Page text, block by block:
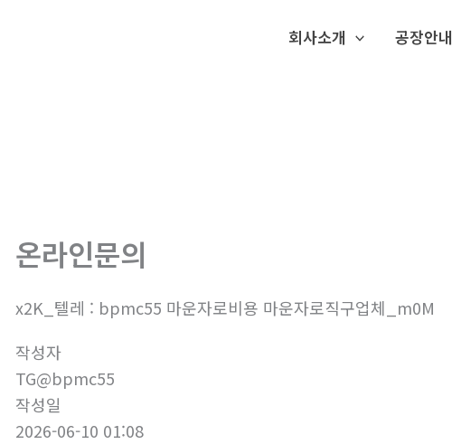
회사소개 공장안내
온라인문의
x2K_텔레 : bpmc55 마운자로비용 마운자로직구업체_m0M
작성자
TG@bpmc55
작성일
2026-06-10 01:08